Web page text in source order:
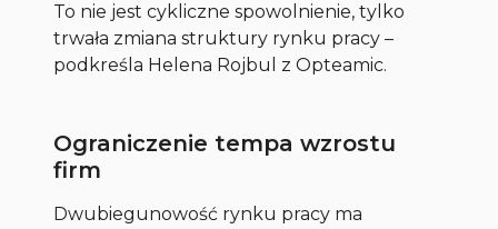
To nie jest cykliczne spowolnienie, tylko
trwała zmiana struktury rynku pracy –
podkreśla Helena Rojbul z Opteamic.
Ograniczenie tempa wzrostu
firm
Dwubiegunowość rynku pracy ma